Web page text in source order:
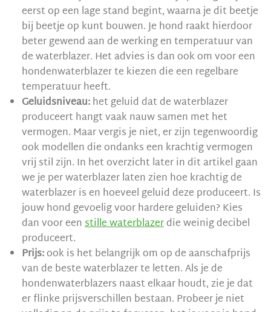
eerst op een lage stand begint, waarna je dit beetje
bij beetje op kunt bouwen. Je hond raakt hierdoor
beter gewend aan de werking en temperatuur van
de waterblazer. Het advies is dan ook om voor een
hondenwaterblazer te kiezen die een regelbare
temperatuur heeft.
Geluidsniveau:het geluid dat de waterblazer
produceert hangt vaak nauw samen met het
vermogen. Maar vergis je niet, er zijn tegenwoordig
ook modellen die ondanks een krachtig vermogen
vrij stil zijn. In het overzicht later in dit artikel gaan
we je per waterblazer laten zien hoe krachtig de
waterblazer is en hoeveel geluid deze produceert. Is
jouw hond gevoelig voor hardere geluiden? Kies
dan voor eenstille waterblazerdie weinig decibel
produceert.
Prijs:ook is het belangrijk om op de aanschafprijs
van de beste waterblazer te letten. Als je de
hondenwaterblazers naast elkaar houdt, zie je dat
er flinke prijsverschillen bestaan. Probeer je niet